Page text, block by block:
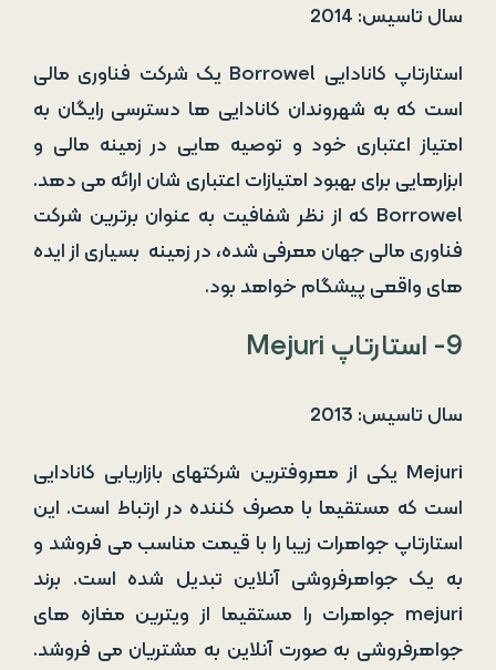
سال تاسیس: 2014
استارتاپ کانادایی Borrowel یک شرکت فناوری مالی
است که به شهروندان کانادایی ها دسترسی رایگان به
امتیاز اعتباری خود و توصیه هایی در زمینه مالی و
ابزارهایی برای بهبود امتیازات اعتباری شان ارائه می دهد.
Borrowel که از نظر شفافیت به عنوان برترین شرکت
فناوری مالی جهان معرفی شده، در زمینه بسیاری از ایده
های واقعی پیشگام خواهد بود.
9- استارتاپ Mejuri
سال تاسیس: 2013
Mejuri یکی از معروفترین شرکتهای بازاریابی کانادایی
است که مستقیما با مصرف کننده در ارتباط است. این
استارتاپ جواهرات زیبا را با قیمت مناسب می فروشد و
به یک جواهرفروشی آنلاین تبدیل شده است. برند
mejuri جواهرات را مستقیما از ویترین مغازه های
جواهرفروشی به صورت آنلاین به مشتریان می فروشد.